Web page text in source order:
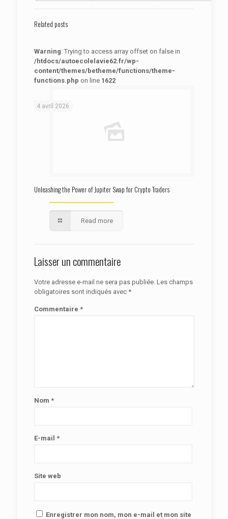
Related posts
Warning: Trying to access array offset on false in
/htdocs/autoecolelavie62.fr/wp-
content/themes/betheme/functions/theme-
functions.php on line 1622
4 avril 2026
Unleashing the Power of Jupiter Swap for Crypto Traders
Read more
Laisser un commentaire
Votre adresse e-mail ne sera pas publiée. Les champs
obligatoires sont indiqués avec *
Commentaire *
Nom *
E-mail *
Site web
Enregistrer mon nom, mon e-mail et mon site